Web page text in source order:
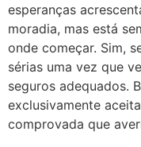
esperanças
moradia, mas está
onde começar. Sim,
sérias uma vez que
seguros adequados.
exclusivamente
comprovada que